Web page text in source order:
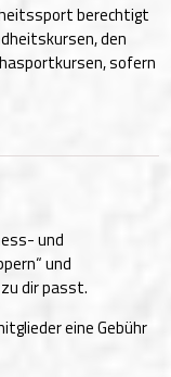
berechtigt
den
sofern
und
und
dir passt.
eine Gebühr